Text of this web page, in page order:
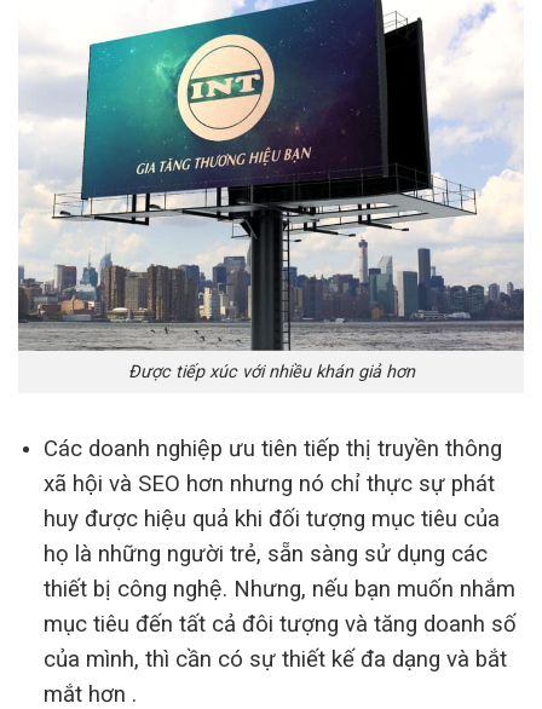
Được tiếp xúc với nhiều khán giả hơn
Các doanh nghiệp ưu tiên tiếp thị truyền thông
xã hội và SEO hơn nhưng nó chỉ thực sự phát
huy được hiệu quả khi đối tượng mục tiêu của
họ là những người trẻ, sẵn sàng sử dụng các
thiết bị công nghệ. Nhưng, nếu bạn muốn nhắm
mục tiêu đến tất cả đôi tượng và tăng doanh số
của mình, thì cần có sự thiết kế đa dạng và bắt
mắt hơn .